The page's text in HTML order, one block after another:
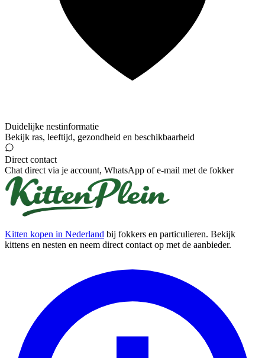
Duidelijke nestinformatie
Bekijk ras, leeftijd, gezondheid en beschikbaarheid
Direct contact
Chat direct via je account, WhatsApp of e-mail met de fokker
Kitten kopen in Nederland bij fokkers en particulieren. Bekijk
kittens en nesten en neem direct contact op met de aanbieder.